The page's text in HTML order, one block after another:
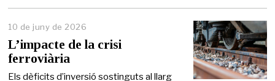
2
6
10 de juny de 2026
L’impacte de la crisi
ferroviària
Els dèficits d’inversió sostinguts al llarg